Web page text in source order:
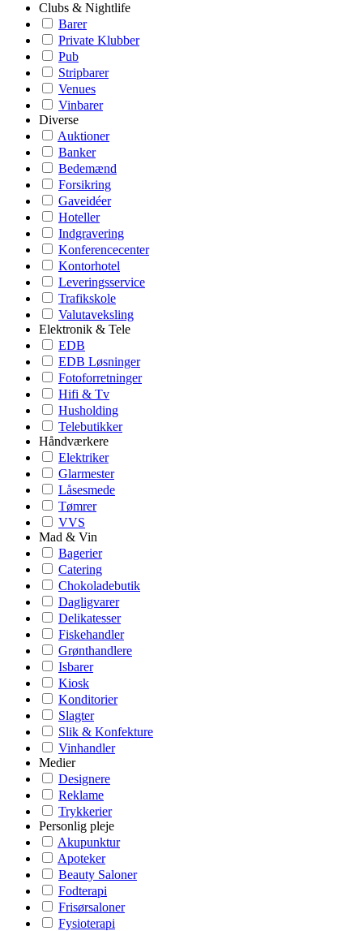
Clubs & Nightlife
Barer
Private Klubber
Pub
Stripbarer
Venues
Vinbarer
Diverse
Auktioner
Banker
Bedemænd
Forsikring
Gaveidéer
Hoteller
Indgravering
Konferencecenter
Kontorhotel
Leveringsservice
Trafikskole
Valutaveksling
Elektronik & Tele
EDB
EDB Løsninger
Fotoforretninger
Hifi & Tv
Husholding
Telebutikker
Håndværkere
Elektriker
Glarmester
Låsesmede
Tømrer
VVS
Mad & Vin
Bagerier
Catering
Chokoladebutik
Dagligvarer
Delikatesser
Fiskehandler
Grønthandlere
Isbarer
Kiosk
Konditorier
Slagter
Slik & Konfekture
Vinhandler
Medier
Designere
Reklame
Trykkerier
Personlig pleje
Akupunktur
Apoteker
Beauty Saloner
Fodterapi
Frisørsaloner
Fysioterapi